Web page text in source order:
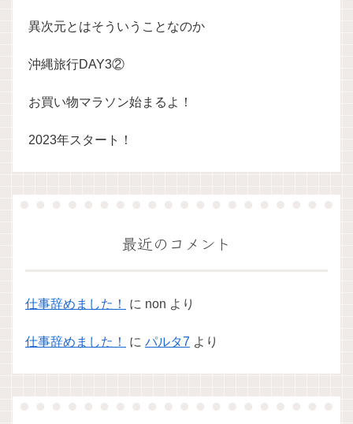
異次元とはそういうことなのか
沖縄旅行DAY3②
お買い物マラソン始まるよ！
2023年スタート！
最近のコメント
仕事辞めました！ に non より
仕事辞めました！ に パルタ7 より